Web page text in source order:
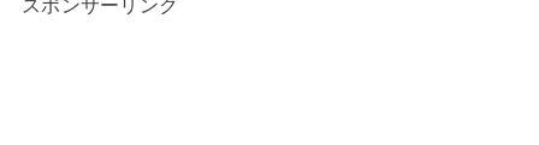
スポンサーリンク